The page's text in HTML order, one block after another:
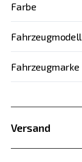
Farbe
Fahrzeugmodell
Fahrzeugmarke
Versand